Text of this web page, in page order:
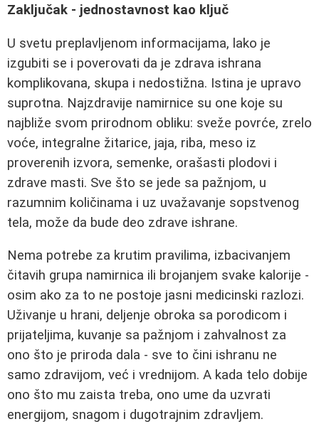
Zaključak - jednostavnost kao ključ
U svetu preplavljenom informacijama, lako je
izgubiti se i poverovati da je zdrava ishrana
komplikovana, skupa i nedostižna. Istina je upravo
suprotna. Najzdravije namirnice su one koje su
najbliže svom prirodnom obliku: sveže povrće, zrelo
voće, integralne žitarice, jaja, riba, meso iz
proverenih izvora, semenke, orašasti plodovi i
zdrave masti. Sve što se jede sa pažnjom, u
razumnim količinama i uz uvažavanje sopstvenog
tela, može da bude deo zdrave ishrane.
Nema potrebe za krutim pravilima, izbacivanjem
čitavih grupa namirnica ili brojanjem svake kalorije -
osim ako za to ne postoje jasni medicinski razlozi.
Uživanje u hrani, deljenje obroka sa porodicom i
prijateljima, kuvanje sa pažnjom i zahvalnost za
ono što je priroda dala - sve to čini ishranu ne
samo zdravijom, već i vrednijom. A kada telo dobije
ono što mu zaista treba, ono ume da uzvrati
energijom, snagom i dugotrajnim zdravljem.